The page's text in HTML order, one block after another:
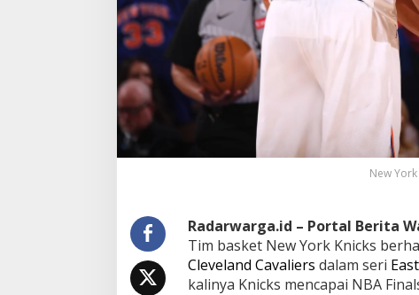
New
Radarwarga.id – Portal Berita
Tim basket New York Knicks
Cleveland Cavaliers dalam seri
kalinya Knicks mencapai NBA